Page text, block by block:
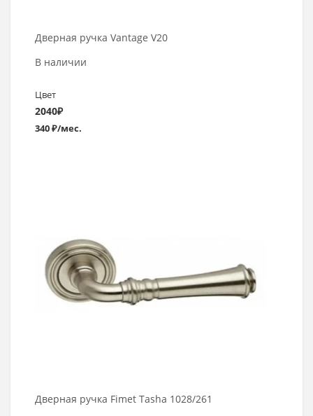
Дверная ручка Vantage V20
В наличии
Цвет
2040₽
340 ₽/мес.
Дверная ручка Fimet Tasha 1028/261